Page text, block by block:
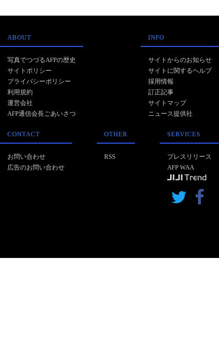
ABOUT
写真でつづるAFPの歴史
サイトポリシー
プライバシーポリシー
利用規約
運営会社
AFP通信会長ごあいさつ
INFO
サイトからのお知らせ
サイトに関するヘルプ
採用情報
訂正記事
サイトマップ
ニュース提供社
CONTACT
お問い合わせ
広告のお問い合わせ
OTHER
RSS
SERVICES
プレスリリース
AFP WAA